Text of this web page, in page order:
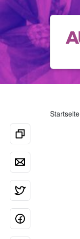
Startseite